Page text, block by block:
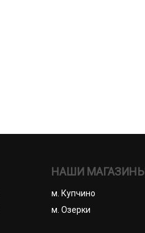
НАШИ МАГАЗИНЫ
м. Купчино
м. Озерки